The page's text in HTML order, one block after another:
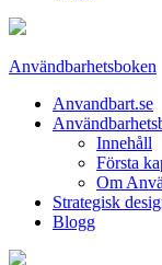
Användbarhetsboken
Anvandbart.se
Innehåll
Första
Om
Strategisk
Blogg